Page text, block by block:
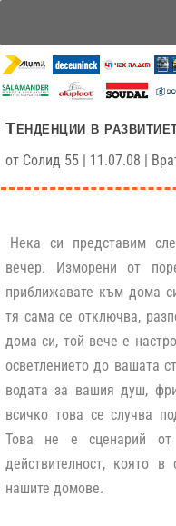
Тенденции в
от Солид 55 | 11.07.08 |
Нека си представим
вечер. Изморени от
приближавате към дома
тя сама се отключва,
дома си, той вече е
осветлението до вашата
водата за вашия душ,
всичко това се случва
Това не е сценарий от
действителност, която
нашите домове.